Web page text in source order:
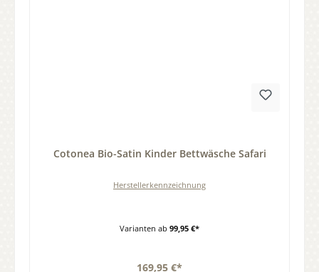
Cotonea Bio-Satin Kinder Bettwäsche Safari
Herstellerkennzeichnung
Varianten ab 99,95 €*
169,95 €*